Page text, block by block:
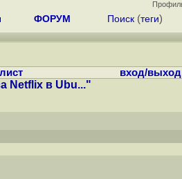
ФОРУМ Поиск (теги)
вход/выход
Netflix в Ubu..."